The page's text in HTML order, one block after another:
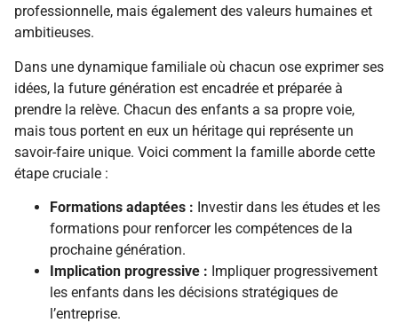
professionnelle, mais également des valeurs humaines et
ambitieuses.
Dans une dynamique familiale où chacun ose exprimer ses
idées, la future génération est encadrée et préparée à
prendre la relève. Chacun des enfants a sa propre voie,
mais tous portent en eux un héritage qui représente un
savoir-faire unique. Voici comment la famille aborde cette
étape cruciale :
Formations adaptées : Investir dans les études et les
formations pour renforcer les compétences de la
prochaine génération.
Implication progressive : Impliquer progressivement
les enfants dans les décisions stratégiques de
l’entreprise.